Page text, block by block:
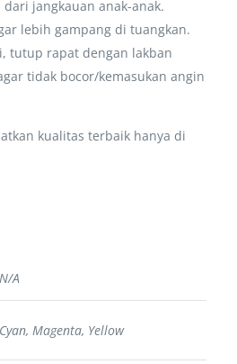
jangkauan anak-anak.
lebih gampang di tuangkan.
tutup rapat dengan lakban
tidak bocor/kemasukan angin
kualitas terbaik hanya di
N/A
Cyan, Magenta, Yellow